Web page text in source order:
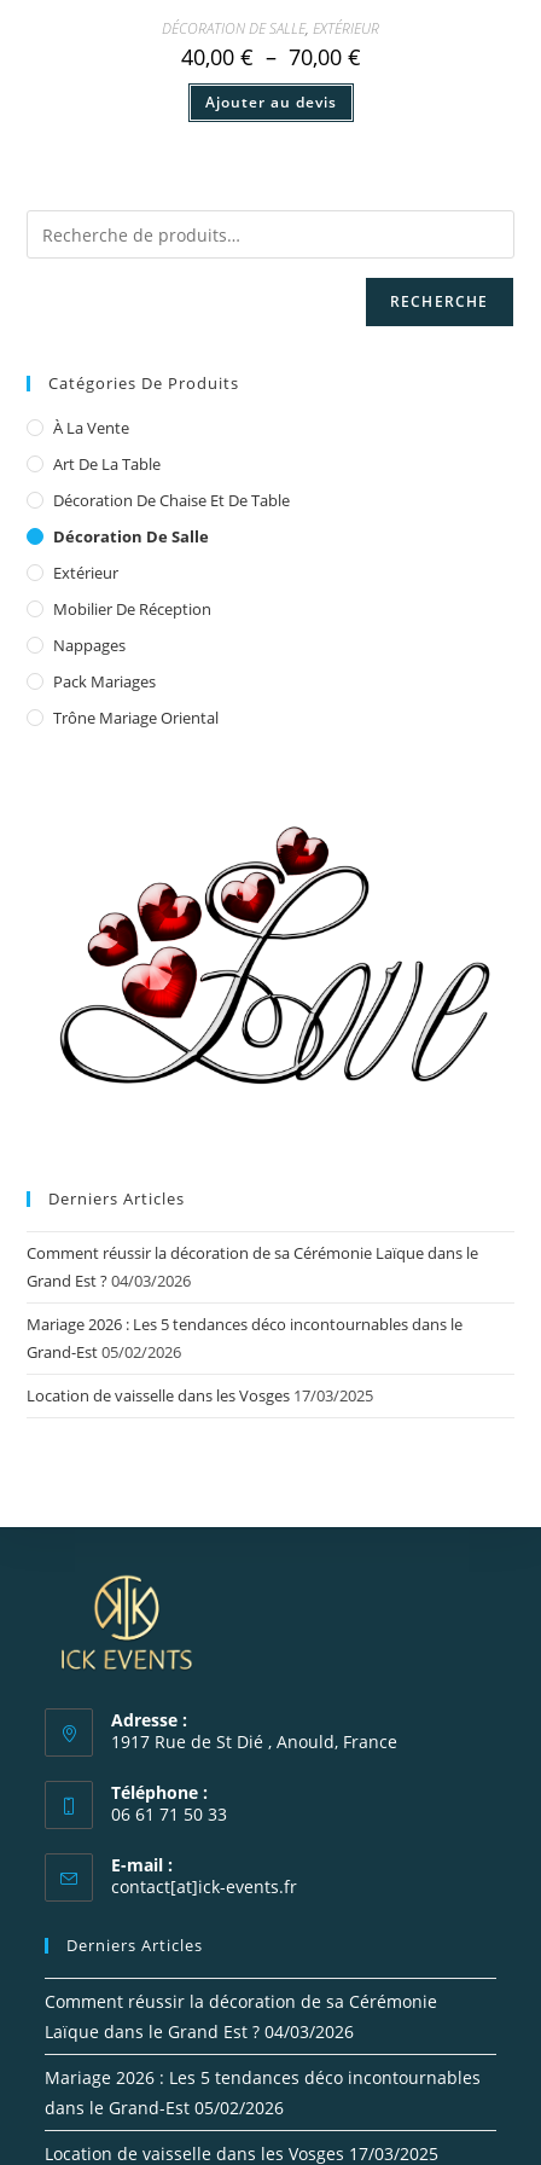
DÉCORATION DE SALLE, EXTÉRIEUR
40,00 € – 70,00 €Plage
de
Ajouter au devis
Ce
a
peuvent
sur
la
page
produit
RECHERCHE
Catégories De Produits
À La Vente
Art De La Table
Décoration De Chaise Et De Table
Décoration De Salle
Extérieur
Mobilier De Réception
Nappages
Pack Mariages
Trône Mariage Oriental
Derniers Articles
Comment réussir la décoration de sa Cérémonie Laïque dans le
Grand Est ?04/03/2026
Mariage 2026 : Les 5 tendances déco incontournables dans le
Grand-Est05/02/2026
Location de vaisselle dans les Vosges 17/03/2025
Adresse :
1917 Rue de St Dié , Anould, France
Téléphone :
06 61 71 50 33
dans
votre
E-mail :
contact[at]ick-events.frS’ouvre
Derniers Articles
Comment réussir la décoration de sa Cérémonie
Laïque dans le Grand Est ? 04/03/2026
Mariage 2026 : Les 5 tendances déco incontournables
dans le Grand-Est 05/02/2026
Location de vaisselle dans les Vosges 17/03/2025